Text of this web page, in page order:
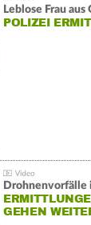
Leblose Frau
POLIZEI
Drohnenvorfälle
GEHEN